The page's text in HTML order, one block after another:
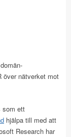
över nätverket mot
som ett
hjälpa till med att
Research har